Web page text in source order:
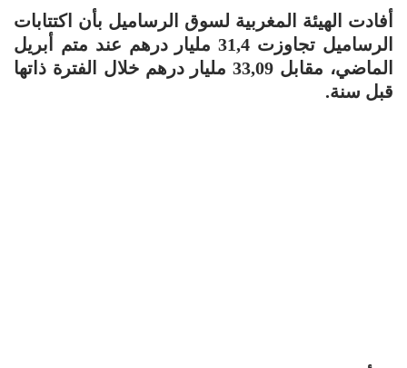
أفادت الهيئة المغربية لسوق الرساميل بأن اكتتابات
الرساميل تجاوزت 31,4 مليار درهم عند متم أبريل
الماضي، مقابل 33,09 مليار درهم خلال الفترة ذاتها
قبل سنة.